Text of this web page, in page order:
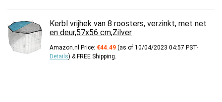
Kerbl vrijhek van 8 roosters, verzinkt, met net
en deur,57x56 cm,Zilver
Amazon.nl Price: €44.49 (as of 10/04/2023 04:57 PST-
Details) & FREE Shipping.